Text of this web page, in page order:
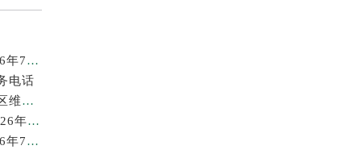
广州劳力士回收价格查询及靠谱回收平台实测排行(2026年7月最新)
电话
2026年7月最新劳力士龙湖北京亦庄天街经济技术开发区维修保养服务电话
苏州劳力士回收价格查询与各大回收平台实测排行（2026年7月最新数据）
广州劳力士回收价格查询和各大回收平台实测排行(2026年7月最新数据)